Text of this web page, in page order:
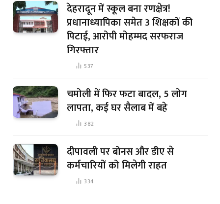
देहरादून में स्कूल बना रणक्षेत्र!
प्रधानाध्यापिका समेत 3 शिक्षकों की
पिटाई, आरोपी मोहम्मद सरफराज
गिरफ्तार
537
चमोली में फिर फटा बादल, 5 लोग
लापता, कई घर सैलाब में बहे
382
दीपावली पर बोनस और डीए से
कर्मचारियों को मिलेगी राहत
334